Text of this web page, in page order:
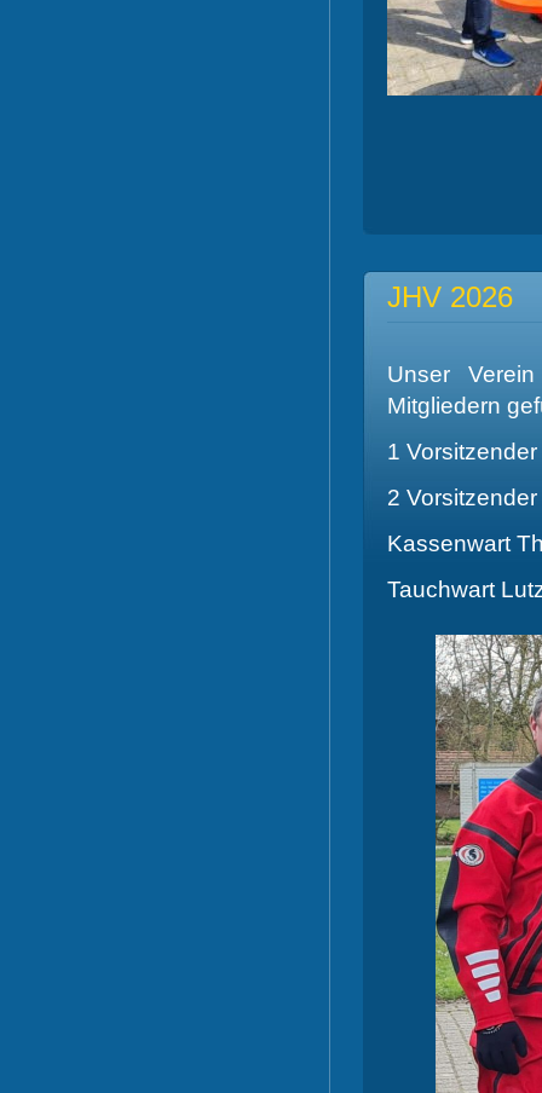
JHV 2026
Unser
Mitgliedern
1
2
Kassenwart
Tauchwart